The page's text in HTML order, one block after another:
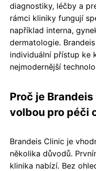
diagnostiky, léčby a
rámci kliniky fungují
například interna,
dermatologie.
individuální přístup ke
nejmodernější
Proč je
volbou pro péči
Brandeis Clinic je
několika důvodů.
klinika nabízí. Bez